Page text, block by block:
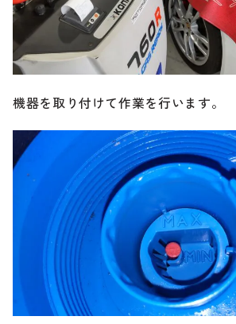
機器を取り付けて作業を行います。